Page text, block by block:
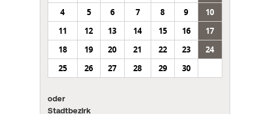
4
5 6 7 8 9
10
11
12 13 14 15 16
17
18
19 20 21 22 23
24
25
26 27 28 29 30
oder
Stadtbezirk